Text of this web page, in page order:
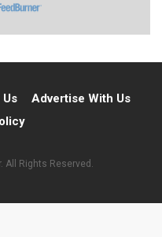
Advertise With Us
All Rights Reserved.